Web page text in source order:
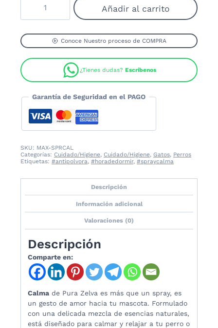
para
y
cantidad
Añadir al carrito
Conoce Nuestro proceso de COMPRA
¿Tienes dudas? Escríbenos
Garantía de Seguridad en el PAGO
SKU: MAX-SPRCAL
Categorías: Cuidado/Higiene, Cuidado/Higiene, Gatos, Perros
Etiquetas: #antipolvora, #horadedormir, #spraycalma
Descripción
Información adicional
Valoraciones (0)
Descripción
Comparte en:
Calma de Pura Zelva es más que un spray, es
un gesto de amor hacia tu mascota. Formulado
con una delicada mezcla de esencias naturales,
está diseñado para calmar y relajar a tu perro o